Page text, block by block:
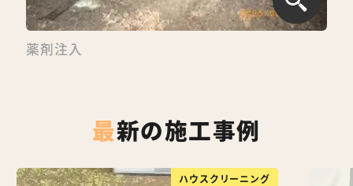
薬剤注入
最新の施工事例
ハウスクリーニング